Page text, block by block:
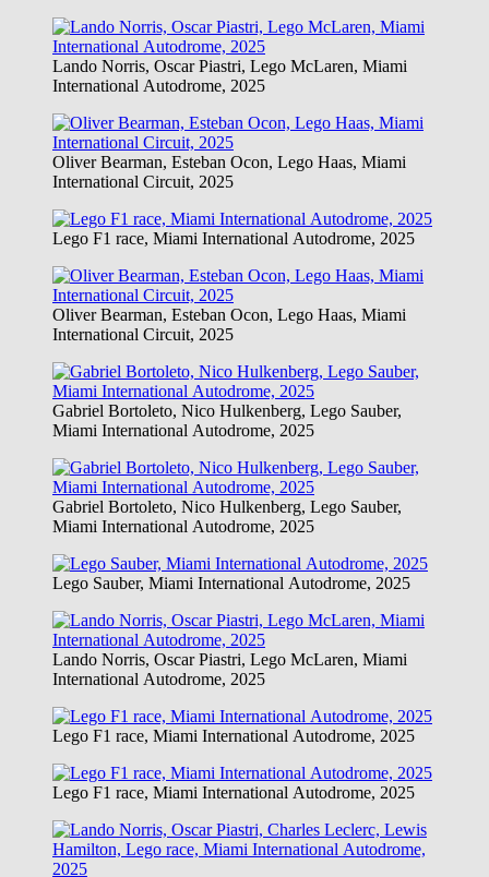
Lando Norris, Oscar Piastri, Lego McLaren, Miami
International Autodrome, 2025
Oliver Bearman, Esteban Ocon, Lego Haas, Miami
International Circuit, 2025
Lego F1 race, Miami International Autodrome, 2025
Oliver Bearman, Esteban Ocon, Lego Haas, Miami
International Circuit, 2025
Gabriel Bortoleto, Nico Hulkenberg, Lego Sauber,
Miami International Autodrome, 2025
Gabriel Bortoleto, Nico Hulkenberg, Lego Sauber,
Miami International Autodrome, 2025
Lego Sauber, Miami International Autodrome, 2025
Lando Norris, Oscar Piastri, Lego McLaren, Miami
International Autodrome, 2025
Lego F1 race, Miami International Autodrome, 2025
Lego F1 race, Miami International Autodrome, 2025